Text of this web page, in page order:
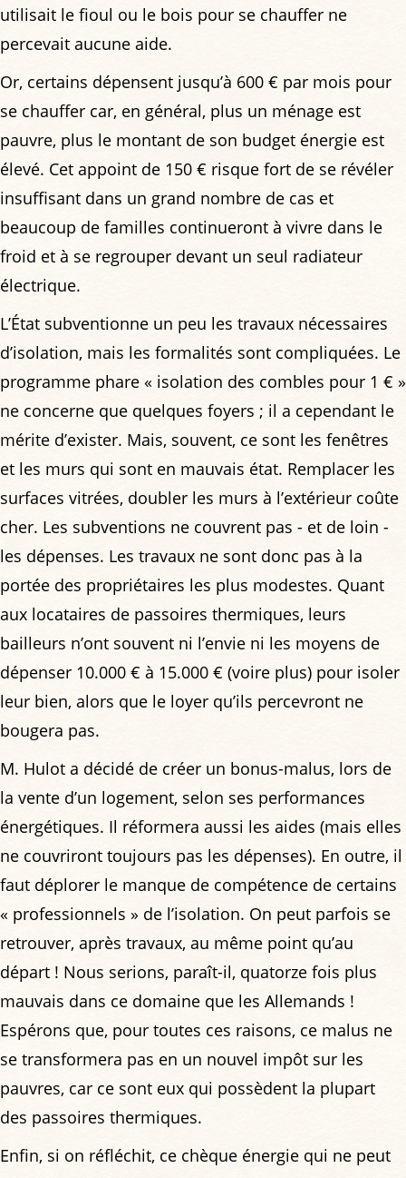
utilisait le fioul ou le bois pour se chauffer ne
percevait aucune aide.
Or, certains dépensent jusqu’à 600 € par mois pour
se chauffer car, en général, plus un ménage est
pauvre, plus le montant de son budget énergie est
élevé. Cet appoint de 150 € risque fort de se révéler
insuffisant dans un grand nombre de cas et
beaucoup de familles continueront à vivre dans le
froid et à se regrouper devant un seul radiateur
électrique.
L’État subventionne un peu les travaux nécessaires
d’isolation, mais les formalités sont compliquées. Le
programme phare « isolation des combles pour 1 € »
ne concerne que quelques foyers ; il a cependant le
mérite d’exister. Mais, souvent, ce sont les fenêtres
et les murs qui sont en mauvais état. Remplacer les
surfaces vitrées, doubler les murs à l’extérieur coûte
cher. Les subventions ne couvrent pas - et de loin -
les dépenses. Les travaux ne sont donc pas à la
portée des propriétaires les plus modestes. Quant
aux locataires de passoires thermiques, leurs
bailleurs n’ont souvent ni l’envie ni les moyens de
dépenser 10.000 € à 15.000 € (voire plus) pour isoler
leur bien, alors que le loyer qu’ils percevront ne
bougera pas.
M. Hulot a décidé de créer un bonus-malus, lors de
la vente d’un logement, selon ses performances
énergétiques. Il réformera aussi les aides (mais elles
ne couvriront toujours pas les dépenses). En outre, il
faut déplorer le manque de compétence de certains
« professionnels » de l’isolation. On peut parfois se
retrouver, après travaux, au même point qu’au
départ ! Nous serions, paraît-il, quatorze fois plus
mauvais dans ce domaine que les Allemands !
Espérons que, pour toutes ces raisons, ce malus ne
se transformera pas en un nouvel impôt sur les
pauvres, car ce sont eux qui possèdent la plupart
des passoires thermiques.
Enfin, si on réfléchit, ce chèque énergie qui ne peut